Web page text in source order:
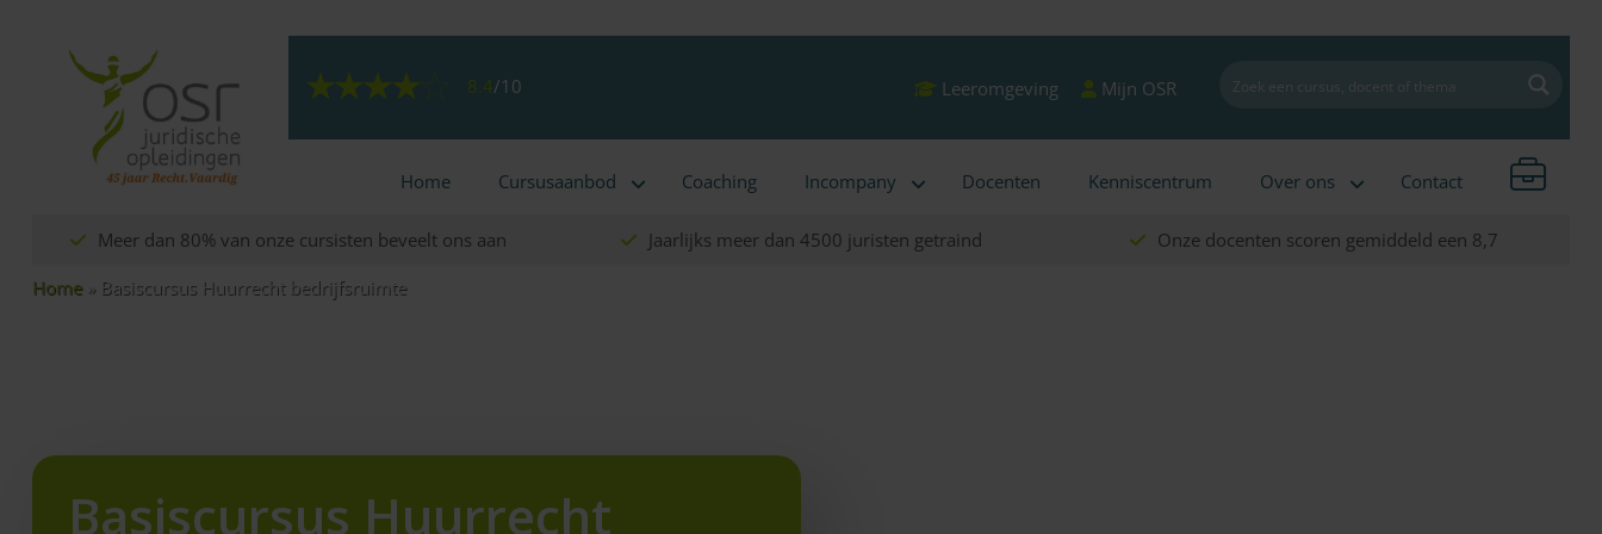
8.4/10 Leeromgeving Mijn OSR
Home Cursusaanbod Coaching Incompany Docenten Kenniscentrum Over ons Contact
Meer dan 80% van onze cursisten beveelt ons aan Jaarlijks meer dan 4500 juristen getraind
Onze docenten scoren gemiddeld een 8,7
Home» Basiscursus Huurrecht bedrijfsruimte
Basiscursus Huurrecht